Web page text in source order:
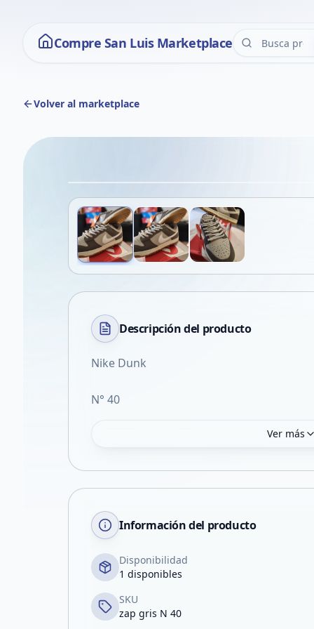
Compre San Luis Marketplace
Volver al marketplace
Descripción del producto
Nike Dunk
N° 40
Ver más
Información del producto
Disponibilidad
1 disponibles
SKU
zap gris N 40